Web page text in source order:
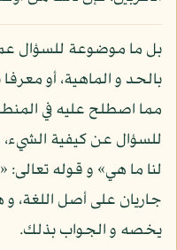
بل ما موضوعة للسؤال
بالحد و الماهية، أو
مما اصطلح عليه في
للسؤال عن كيفية الشيء،
لنا ما هي» و قوله تعالى:
جاريان على أصل اللغة،
يخصه و الجواب بذلك.